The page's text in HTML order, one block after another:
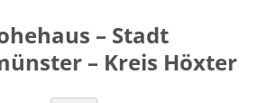
– Stadt
– Kreis Höxter